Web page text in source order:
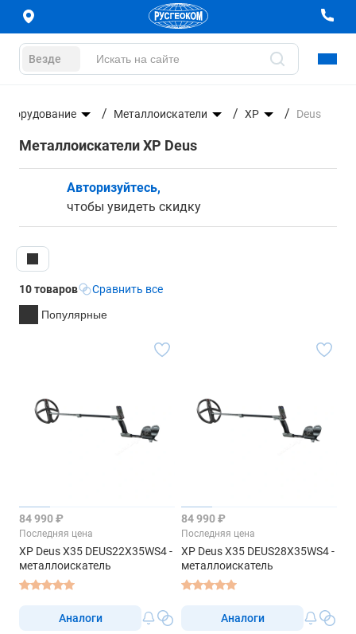
Везде
Металлоискатели XP Deus
Металлоискатели XP Deus
Авторизуйтесь,
чтобы увидеть скидку
10 товаров
Сравнить все
Популярные
84 990 ₽
Последняя цена
XP Deus X35 DEUS22X35WS4 -
металлоискатель
Аналоги
84 990 ₽
Последняя цена
XP Deus X35 DEUS28X35WS4 -
металлоискатель
Аналоги